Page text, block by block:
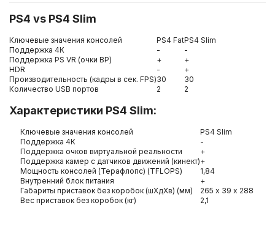
PS4 vs PS4 Slim
Ключевые значения консолей PS4 FatPS4 Slim
Поддержка 4К
-
-
Поддержка PS VR (очки ВР)
+
+
HDR
-
+
Производительность (кадры в сек. FPS)30
30
Количество USB портов
2 2
Характеристики PS4 Slim:
Ключевые значения консолей
PS4 Slim
Поддержка 4К
-
Поддержка очков виртуальной реальности
+
Поддержка камер с датчиков движений (кинект)+
Мощность консолей (Терафлопс) (TFLOPS)
1,84
Внутренний блок питания
+
Габариты приставок без коробок (шХдХв) (мм)
265 х 39 х 288
Вес приставок без коробок (кг)
2,1